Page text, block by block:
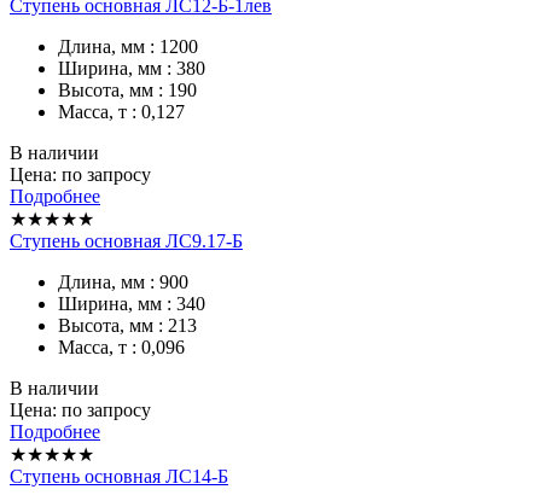
Ступень основная ЛС12-Б-1лев
Длина, мм : 1200
Ширина, мм : 380
Высота, мм : 190
Масса, т : 0,127
В наличии
Цена: по запросу
Подробнее
★★★★★
Ступень основная ЛС9.17-Б
Длина, мм : 900
Ширина, мм : 340
Высота, мм : 213
Масса, т : 0,096
В наличии
Цена: по запросу
Подробнее
★★★★★
Ступень основная ЛС14-Б